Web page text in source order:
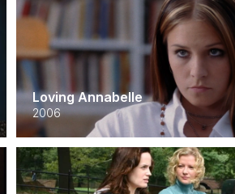
Loving Annabelle
2006